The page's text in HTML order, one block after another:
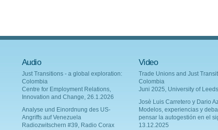
Audio
Just Transitions - a global exploration:
Colombia
Centre for Employment Relations,
Innovation and Change, 26.1.2026
Analyse und Einordnung des US-
Angriffs auf Venezuela
Radiozwitschern #39, Radio Corax
Video
Trade Unions and Just
Colombia
Juni 2025, University of Leeds
Josè Luis Carretero y Dario
Modelos, experiencias y
pensar la autogestión en el
13.12.2025